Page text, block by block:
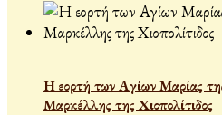
Η εορτή των Αγίων Μαρίας
Μαρκέλλης της Χιοπολίτιδος